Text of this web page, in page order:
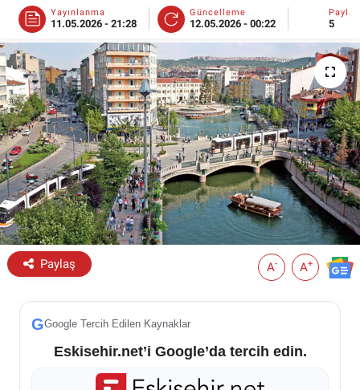
Yayınlanma
11.05.2026 - 21:28
Güncelleme
12.05.2026 - 00:22 5
Paylaş A- A+
GGoogle Tercih Edilen Kaynaklar
Eskisehir.net’i Google’da tercih edin.
YEMEK
ESKİŞEHİR NÖBETÇİ ECZANELER
Eskişehir Haber İçerikleri
Eskişehir Hava Durumu
Eskişehir Tramvay Saatleri
Eskişehir Otobüs Saatleri
Haber Arşivi